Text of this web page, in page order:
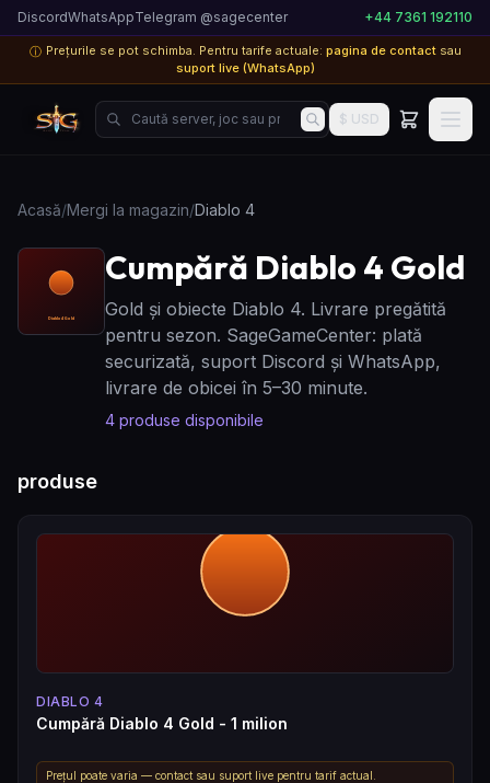
DiscordWhatsAppTelegram @sagecenter +44 7361 192110
ⓘ Prețurile se pot schimba. Pentru tarife actuale: pagina de contact sau
suport live (WhatsApp)
Caută server, joc sau produs...$ USD
Acasă/Mergi la magazin/Diablo 4
Cumpără Diablo 4 Gold
Gold și obiecte Diablo 4. Livrare pregătită
pentru sezon. SageGameCenter: plată
securizată, suport Discord și WhatsApp,
livrare de obicei în 5–30 minute.
4 produse disponibile
produse
DIABLO 4
Cumpără Diablo 4 Gold - 1 milion
Prețul poate varia — contact sau suport live pentru tarif actual.